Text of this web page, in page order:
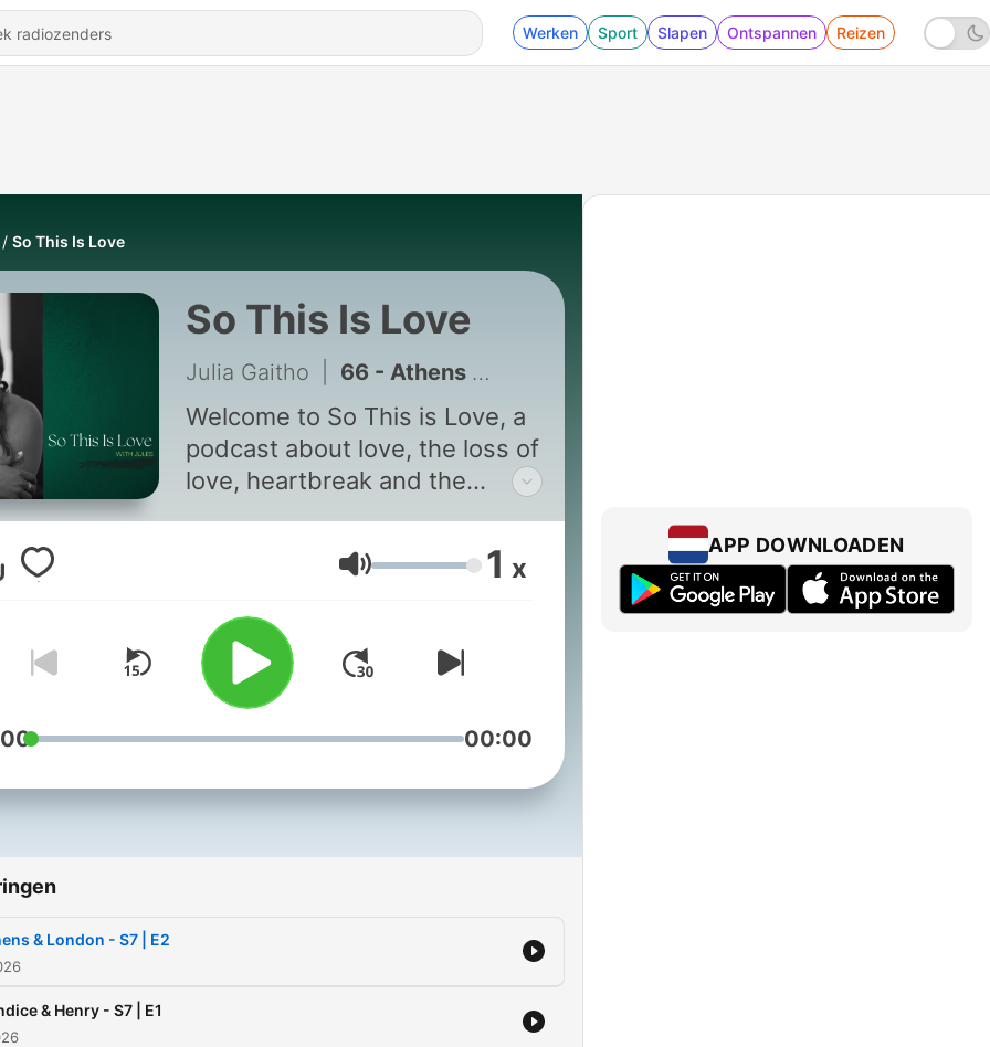
Werken Sport Slapen Ontspannen Reizen
So This Is Love
So This Is Love
Julia Gaitho 66 - Athens & London - S7 | E2
Welcome to So This is Love, a
podcast about love, the loss of
love, heartbreak and the
stories on how the
relationships we once had
and define who we become.
And maybe through these
stories, we can answer that
age old question; is it better to
to have loved at all?
Volume 1 x
00:00
& London - S7 | E2
& Henry - S7 | E1
APP DOWNLOADEN